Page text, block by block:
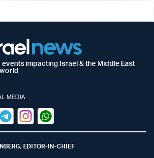
impacting Israel & the Middle East
MEDIA
(X)InstagramWhatsapp
EDITOR-IN-CHIEF